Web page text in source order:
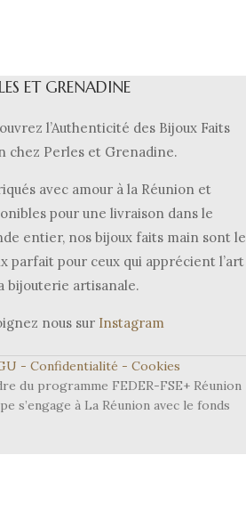
ET GRENADINE
l’Authenticité des Bijoux Faits
chez Perles et Grenadine.
avec amour à la Réunion et
pour une livraison dans le
entier, nos bijoux faits main sont le
parfait pour ceux qui apprécient l’art
bijouterie artisanale.
nous sur Instagram
- Confidentialité - Cookies
du programme FEDER-FSE+ Réunion
s’engage à La Réunion avec le fonds